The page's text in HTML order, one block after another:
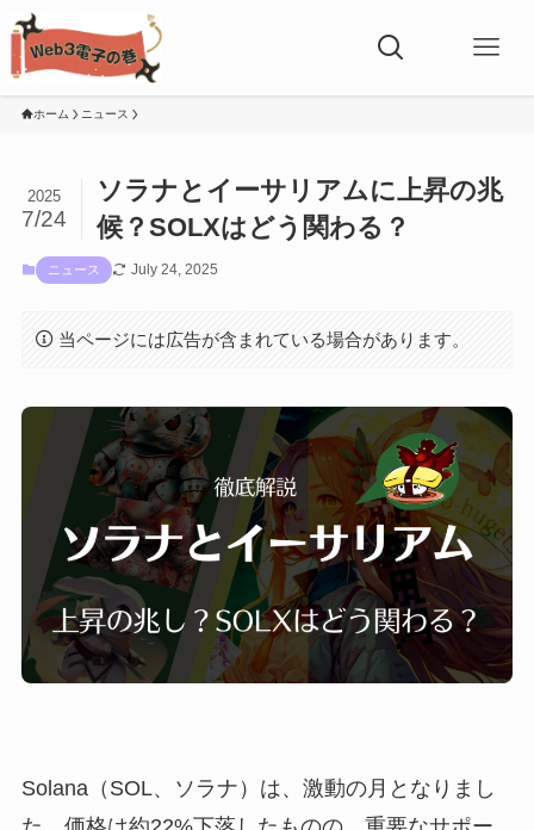
ホーム ニュース
ソラナとイーサリアムに上昇の兆
候？SOLXはどう関わる？
2025
7/24
ニュース July 24, 2025
当ページには広告が含まれている場合があります。
Solana（SOL、ソラナ）は、激動の月となりまし